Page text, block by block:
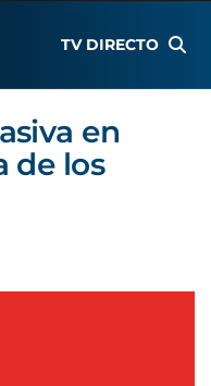
TV DIRECTO
en
de los